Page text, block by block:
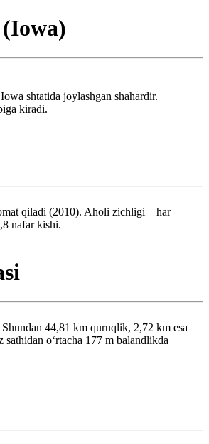
shtatida joylashgan shahardir.
kiradi.
qiladi (2010). Aholi zichligi – har
nafar kishi.
44,81 km quruqlik, 2,72 km esa
oʻrtacha 177 m balandlikda